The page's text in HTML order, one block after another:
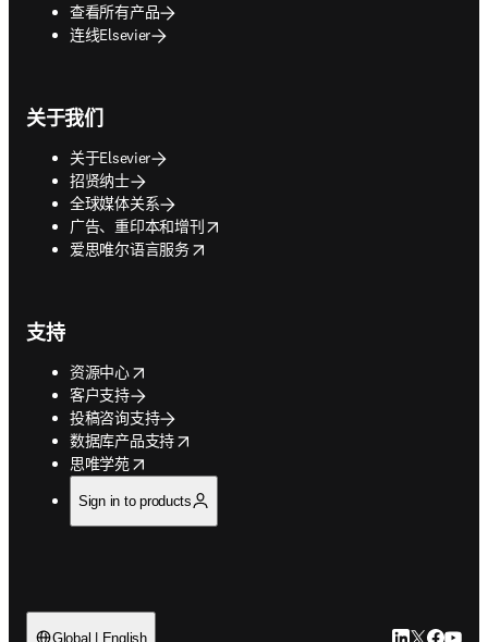
查看所有产品
连线Elsevier
关于我们
关于Elsevier
招贤纳士
全球媒体关系
广告、重印本和增刊
opens in new tab/window
爱思唯尔语言服务
opens in new tab/window
支持
资源中心
opens in new tab/window
客户支持
投稿咨询支持
数据库产品支持
opens in new tab/window
思唯学苑
opens in new tab/window
Sign in to products
Global | English